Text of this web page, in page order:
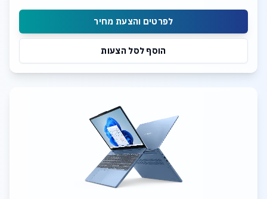
לפרטים והצעת מחיר
הוסף לסל הצעות